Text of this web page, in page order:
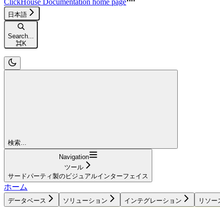
日本語
Search...
⌘K
検索...
Navigation
ツール
サードパーティ製のビジュアルインターフェイス
ホーム
データベース ソリューション インテグレーション リソー